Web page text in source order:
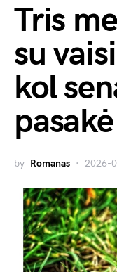
Tris
su
kol
by Romanas 2026-